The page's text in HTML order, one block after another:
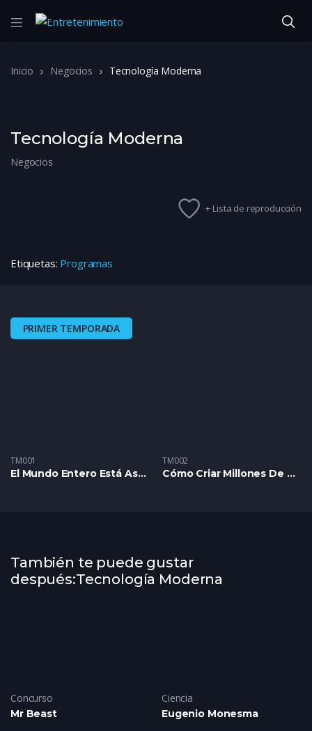
Inicio Negocios Tecnología Moderna
Tecnología Moderna
Negocios
+ Lista de reproducción
Etiquetas: Programas
PRIMER TEMPORADA
TM001
El Mundo Entero Está Asombrado Por Esta Fábrica Procesador De Pollos
TM002
Cómo Criar Millones De Cocodrilos Para Obtener Carne Y Piel
También te puede gustar
después:Tecnología Moderna
Concurso
Mr Beast
Ciencia
Eugenio Monesma